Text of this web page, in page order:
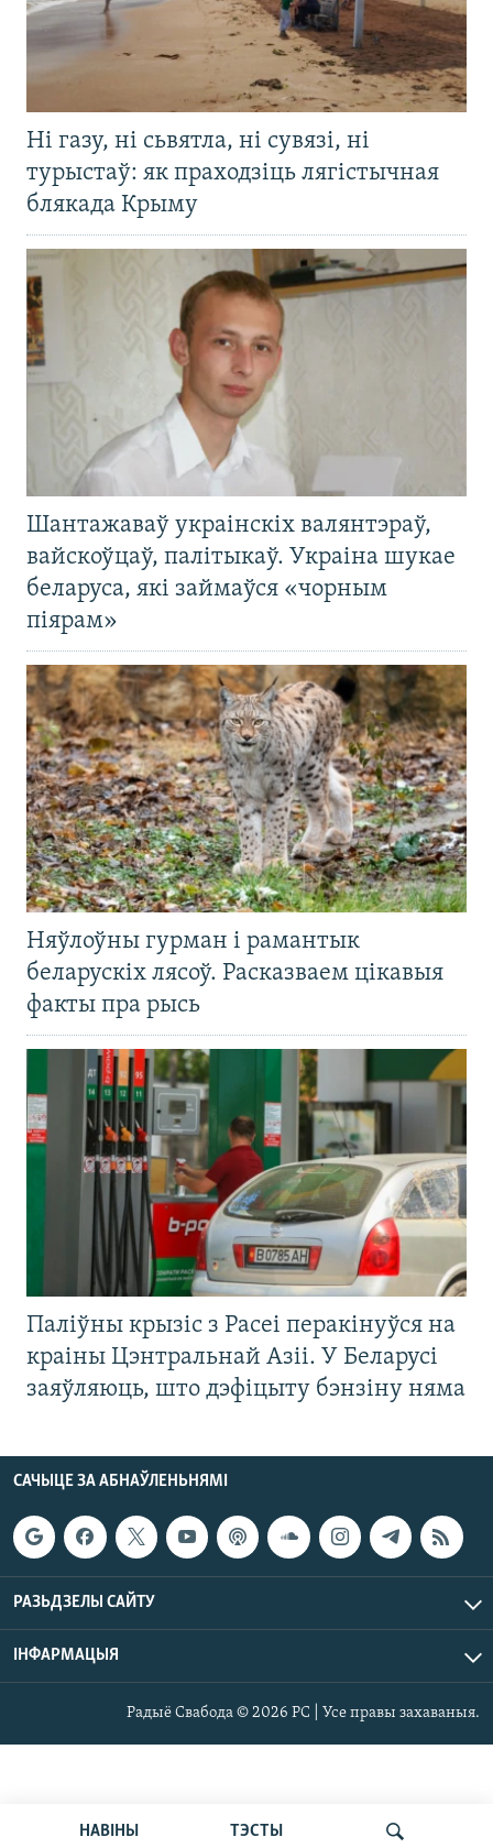
НАВІНЫ ТЭСТЫ
Ні газу, ні сьвятла, ні сувязі, ні
турыстаў: як праходзіць лягістычная
блякада Крыму
Шантажаваў украінскіх валянтэраў,
вайскоўцаў, палітыкаў. Украіна шукае
беларуса, які займаўся «чорным
піярам»
Няўлоўны гурман і рамантык
беларускіх лясоў. Расказваем цікавыя
факты пра рысь
Паліўны крызіс з Расеі перакінуўся на
краіны Цэнтральнай Азіі. У Беларусі
заяўляюць, што дэфіцыту бэнзіну няма
САЧЫЦЕ ЗА АБНАЎЛЕНЬНЯМІ
РАЗЬДЗЕЛЫ САЙТУ
ІНФАРМАЦЫЯ
Радыё Свабода © 2026 РС | Усе правы захаваныя.